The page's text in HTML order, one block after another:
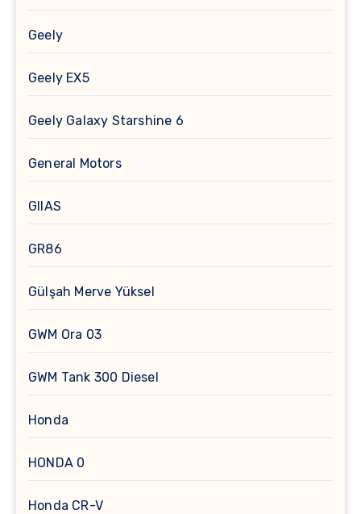
Geely
Geely EX5
Geely Galaxy Starshine 6
General Motors
GIIAS
GR86
Gülşah Merve Yüksel
GWM Ora 03
GWM Tank 300 Diesel
Honda
HONDA 0
Honda CR-V